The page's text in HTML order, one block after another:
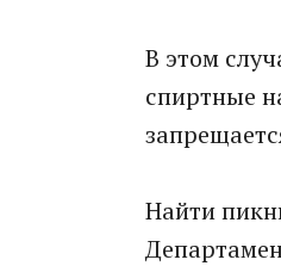
В этом
спиртные
Найти